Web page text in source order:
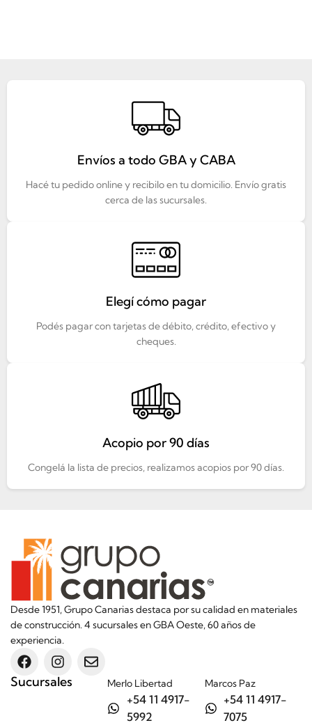
Envíos a todo GBA y CABA
Hacé tu pedido online y recibilo en tu domicilio. Envío gratis
cerca de las sucursales.
Elegí cómo pagar
Podés pagar con tarjetas de débito, crédito, efectivo y
cheques.
Acopio por 90 días
Congelá la lista de precios, realizamos acopios por 90 días.
Desde 1951, Grupo Canarias destaca por su calidad en materiales
de construcción. 4 sucursales en GBA Oeste, 60 años de
experiencia.
Sucursales Merlo Libertad
+54 11 4917-
5992
Marcos Paz
+54 11 4917-
7075